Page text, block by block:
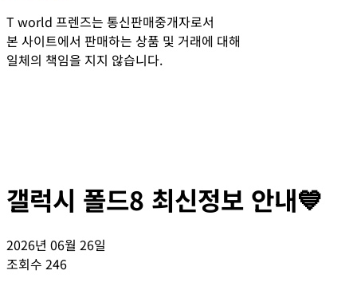
T world 프렌즈는 통신판매중개자로서
본 사이트에서 판매하는 상품 및 거래에 대해
일체의 책임을 지지 않습니다.
갤럭시 폴드8 최신정보 안내💙
2026년 06월 26일
조회수 246